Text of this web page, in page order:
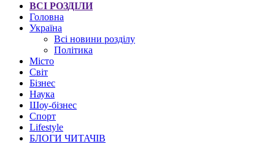
ВСІ РОЗДІЛИ
Головна
Україна
Всі новини розділу
Політика
Місто
Світ
Бізнес
Наука
Шоу-бізнес
Спорт
Lifestyle
БЛОГИ ЧИТАЧІВ